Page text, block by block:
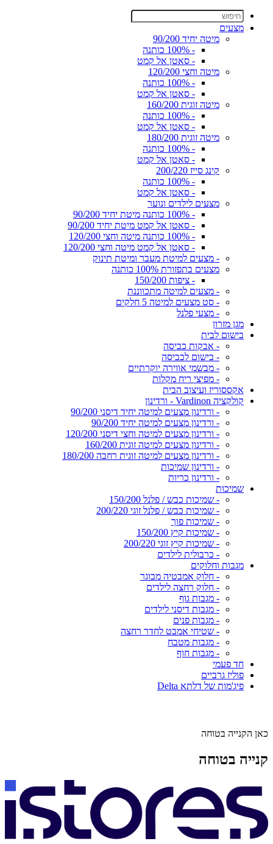
מצעים
מיטה יחיד 90/200
- 100% כותנה
- סאטן אל קמט
מיטה וחצי 120/200
- 100% כותנה
- סאטן אל קמט
מיטה זוגית 160/200
- 100% כותנה
- סאטן אל קמט
מיטה זוגית 180/200
- 100% כותנה
- סאטן אל קמט
קינג סייז 200/220
- 100% כותנה
- סאטן אל קמט
מצעים לילדים ונוער
- 100% כותנה מיטת יחיד 90/200
- סאטן אל קמט מיטת יחיד 90/200
- 100% כותנה מיטה וחצי 120/200
- סאטן אל קמט מיטה וחצי 120/200
- מצעים למיטת מעבר ומיטת תינוק
מצעים בתפזורת 100% כותנה
- ציפות 150/200
- מצעים למיטה מתכווננת
- סט מצעים למיטה 5 חלקים
- מצעי פלנל
מגן מזרון
בישום לבית
- אבקות כביסה
- בישום לכביסה
- מבשמי אווירה יוקרתיים
- מפיצי ריח מקלות
אקססוריז ועיצוב הבית
קולקציה Vardinon - ורדינון
- ורדינון מצעים למיטה יחיד דיסני 90/200
- ורדינון מצעים למיטה יחיד 90/200
- ורדינון מצעים למיטה וחצי דיסני 120/200
- ורדינון מצעים למיטה זוגית 160/200
- ורדינון מצעים למיטה זוגית רחבה 180/200
- ורדינון שמיכות
- ורדינון כריות
שמיכות
- שמיכות כבש / פלנל 150/200
- שמיכות כבש / פלנל זוגי 200/220
- שמיכות פוך
- שמיכות קיץ 150/200
- שמיכות קיץ זוגי 200/220
- כרבולית לילדים
מגבות וחלוקים
- חלוק אמבטיה מבוגר
- חלוק רחצה לילדים
- מגבות גוף
- מגבות דיסני לילדים
- מגבות פנים
- שטיחי אמבט לחדר רחצה
- מגבות מטבח
- מגבות חוף
חד פעמי
פוליז גרביים
פיג'מות של דלתא Delta
כאן הקנייה בטוחה
קנייה בטוחה